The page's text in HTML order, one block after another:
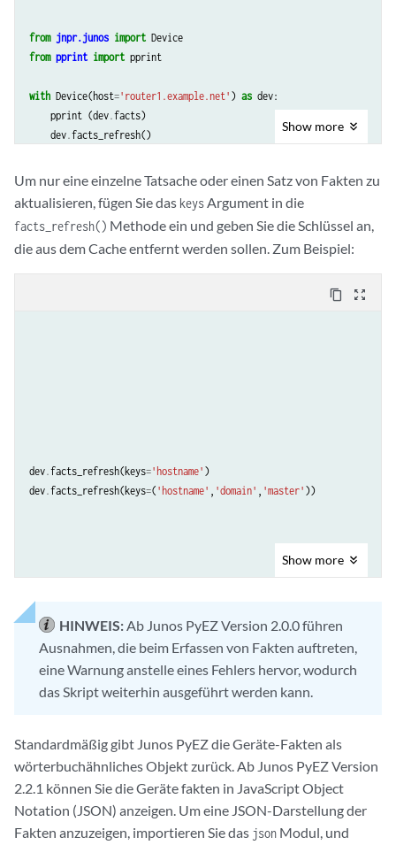
from jnpr.junos import Device
from pprint import pprint
with Device(host='router1.example.net' ) as dev:
pprint (dev.facts)
dev.facts_refresh()
Show more
Um nur eine einzelne Tatsache oder einen Satz von Fakten zu
aktualisieren, fügen Sie das keys Argument in die
facts_refresh() Methode ein und geben Sie die Schlüssel an,
die aus dem Cache entfernt werden sollen. Zum Beispiel:
content_copy zoom_out_map
dev.facts_refresh(keys='hostname' )
dev.facts_refresh(keys=( 'hostname' 'domain' 'master' ))
Show more
HINWEIS: Ab Junos PyEZ Version 2.0.0 führen
Ausnahmen, die beim Erfassen von Fakten auftreten,
eine Warnung anstelle eines Fehlers hervor, wodurch
das Skript weiterhin ausgeführt werden kann.
Standardmäßig gibt Junos PyEZ die Geräte-Fakten als
wörterbuchähnliches Objekt zurück. Ab Junos PyEZ Version
2.2.1 können Sie die Geräte fakten in JavaScript Object
Notation (JSON) anzeigen. Um eine JSON-Darstellung der
Fakten anzuzeigen, importieren Sie das json Modul, und